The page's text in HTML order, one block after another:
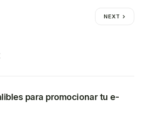
NEXT
para promocionar tu e-